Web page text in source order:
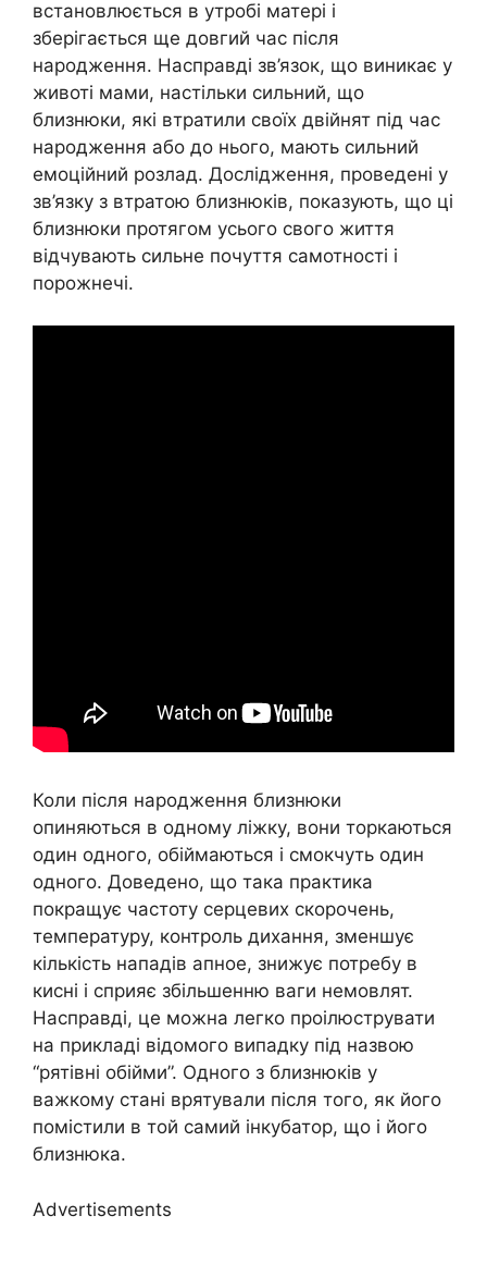
встановлюється в утробі матері і
зберігається ще довгий час після
народження. Насправді зв’язок, що виникає у
животі мами, настільки сильний, що
близнюки, які втратили своїх двійнят під час
народження або до нього, мають сильний
емоційний розлад. Дослідження, проведені у
зв’язку з втратою близнюків, показують, що ці
близнюки протягом усього свого життя
відчувають сильне почуття самотності і
порожнечі.
Коли після народження близнюки
опиняються в одному ліжку, вони торкаються
один одного, обіймаються і смокчуть один
одного. Доведено, що така практика
покращує частоту серцевих скорочень,
температуру, контроль дихання, зменшує
кількість нападів апное, знижує потребу в
кисні і сприяє збільшенню ваги немовлят.
Насправді, це можна легко проілюструвати
на прикладі відомого випадку під назвою
“рятівні обійми”. Одного з близнюків у
важкому стані врятували після того, як його
помістили в той самий інкубатор, що і його
близнюка.
Advertisements